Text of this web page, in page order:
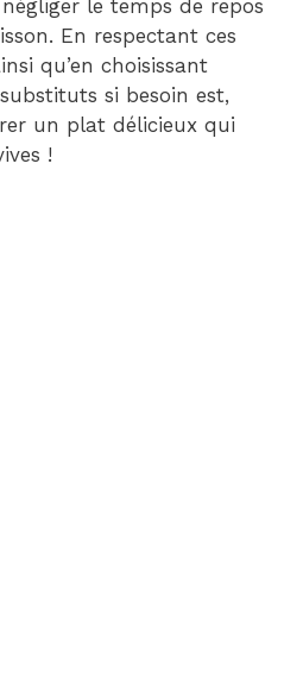
le temps de repos
En respectant ces
qu’en choisissant
si besoin est,
un plat délicieux qui
!